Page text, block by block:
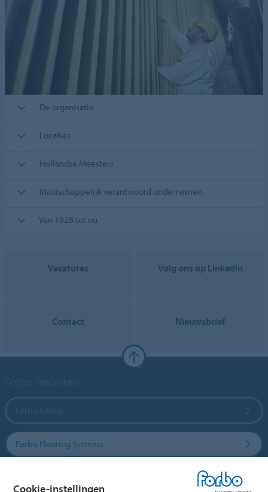
De organisatie
Locaties
Hollandse Meesters
Maatschappelijk verantwoord ondernemen
Van 1928 tot nu
Vacatures Volg ons op LinkedIn
Contact Nieuwsbrief
Forbo Flooring Systems
Cookie-instellingen